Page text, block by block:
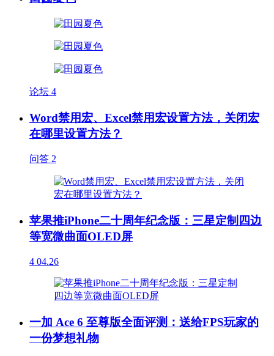
论坛 4
Word禁用宏、Excel禁用宏设置方法，关闭宏
在哪里设置方法？
问答 2
苹果推iPhone二十周年纪念版：三星定制四边
等宽微曲面OLED屏
4 04.26
一加 Ace 6 至尊版全面评测：送给FPS玩家的
一份梦想礼物